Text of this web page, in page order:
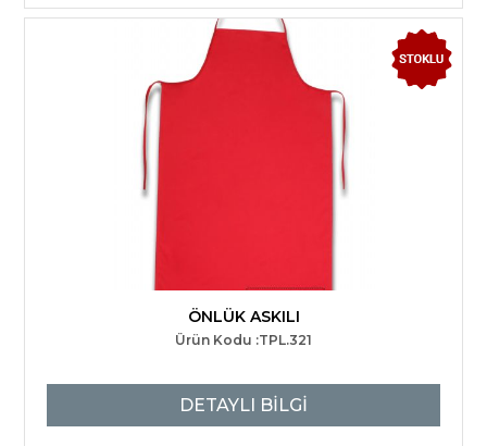
ÖNLÜK ASKILI
Ürün Kodu :TPL.321
DETAYLI BİLGİ